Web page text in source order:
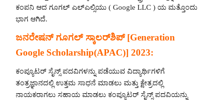
ಕಂಪನಿ ಆದ ಗೂಗಲ್ ಎಲ್ಎಲ್ಸಿಯು ( Google LLC ) ಯ ಮತ್ತೊಂದು
ಭಾಗ ಆಗಿದೆ.
ಜನರೇಷನ್ ಗೂಗಲ್ ಸ್ಕಾಲರ್‌ಶಿಪ್ [Generation
Google Scholarship(APAC)] 2023:
ಕಂಪ್ಯೂಟರ್ ಸೈನ್ಸ್ ಪದವಿಗಳನ್ನು ಪಡೆಯುವ ವಿದ್ಯಾರ್ಥಿಗಳಿಗೆ
ತಂತ್ರಜ್ಞಾನದಲ್ಲಿ ಉತ್ತಮ ಸಾಧನೆ ಮಾಡಲು ಮತ್ತು ಕ್ಷೇತ್ರದಲ್ಲಿ
ನಾಯಕರಾಗಲು ಸಹಾಯ ಮಾಡಲು ಕಂಪ್ಯೂಟರ್ ಸೈನ್ಸ್‌ ಪದವಿಯನ್ನು